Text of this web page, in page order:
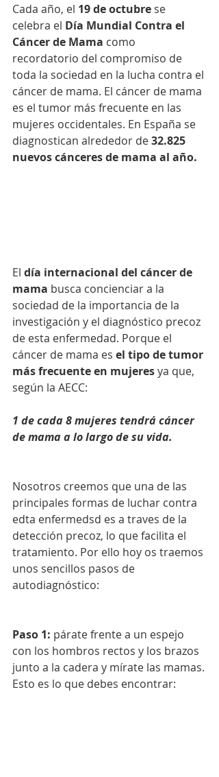
Cada año, el 19 de octubre se
celebra el Día Mundial Contra el
Cáncer de Mama como
recordatorio del compromiso de
toda la sociedad en la lucha contra el
cáncer de mama. El cáncer de mama
es el tumor más frecuente en las
mujeres occidentales. En España se
diagnostican alrededor de 32.825
nuevos cánceres de mama al año.
El día internacional del cáncer de
mama busca concienciar a la
sociedad de la importancia de la
investigación y el diagnóstico precoz
de esta enfermedad. Porque el
cáncer de mama es el tipo de tumor
más frecuente en mujeres ya que,
según la AECC:
1 de cada 8 mujeres tendrá cáncer
de mama a lo largo de su vida.
Nosotros creemos que una de las
principales formas de luchar contra
edta enfermedsd es a traves de la
detección precoz, lo que facilita el
tratamiento. Por ello hoy os traemos
unos sencillos pasos de
autodiagnóstico:
Paso 1: párate frente a un espejo
con los hombros rectos y los brazos
junto a la cadera y mírate las mamas.
Esto es lo que debes encontrar: